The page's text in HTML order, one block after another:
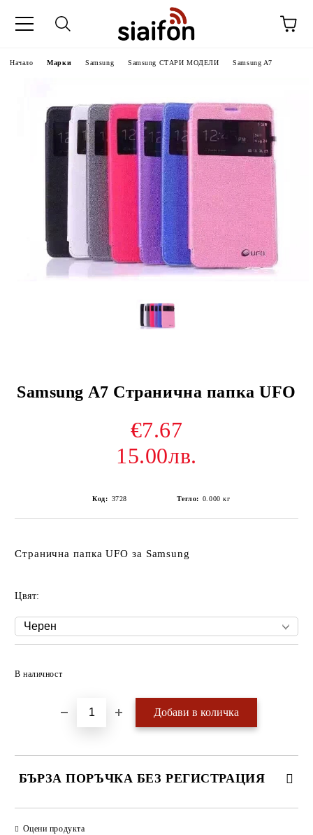
Начало Марки Samsung Samsung СТАРИ МОДЕЛИ Samsung A7
Samsung A7 Странична папка UFO
€7.67
15.00лв.
Код: 3728 Тегло: 0.000 кг
Странична папка UFO за Samsung
Цвят:
В наличност
БЪРЗА ПОРЪЧКА БЕЗ РЕГИСТРАЦИЯ
Оцени продукта